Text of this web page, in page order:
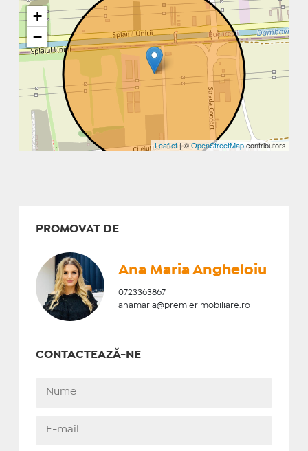
+
−
Leaflet| ©OpenStreetMapcontributors
PROMOVAT DE
Ana Maria Angheloiu
0723363867
anamaria@premierimobiliare.ro
CONTACTEAZĂ-NE